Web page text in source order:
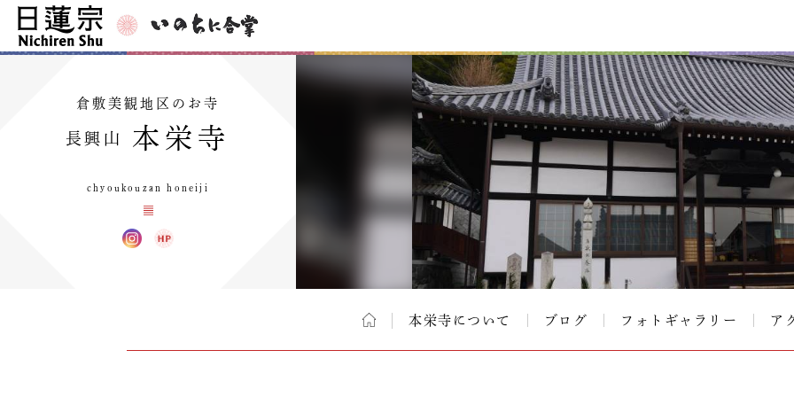
倉敷美観地区のお寺
長興山 本栄寺
chyoukouzan honeiji
本栄寺について ブログ フォトギャラリー ア